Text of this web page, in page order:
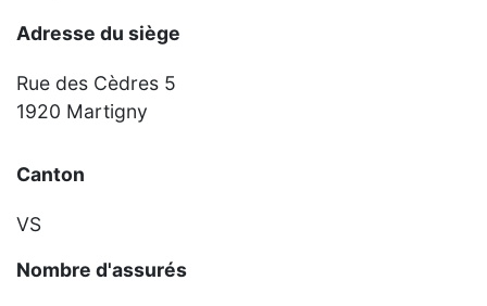
Adresse du siège
Rue des Cèdres 5
1920 Martigny
Canton
VS
Nombre d'assurés